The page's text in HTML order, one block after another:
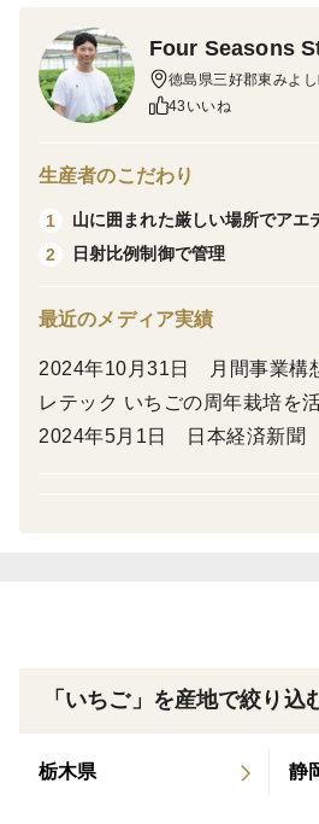
品質面は規格品と同様の基準に
▼商品概要
番販売数の多い商品規格になり
品種は届いてみてからのお楽し
▼品種・味の特徴・食べ方
品種は「恋みのり」、「アスカ
は「すずあかね」の3種の何れか
届いたイチゴの品種の確認方法
*詳しくは写真をご覧ください
【内容量の目安】
Four Seasons
徳島県三好郡東みよ
43いいね
生産者のこだわり
1
山に囲まれた厳しい場所でアエ
2
日射比例制御で管理
最近のメディア実績
2024年10月31日 月間事業構
レテック いちごの周年栽培を
2024年5月1日 日本経済新
「いちご」を産地で絞り込
栃木県 静